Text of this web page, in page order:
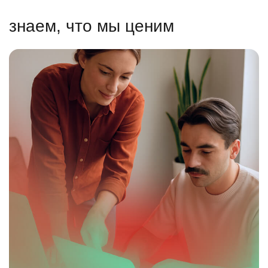
знаем, что мы ценим